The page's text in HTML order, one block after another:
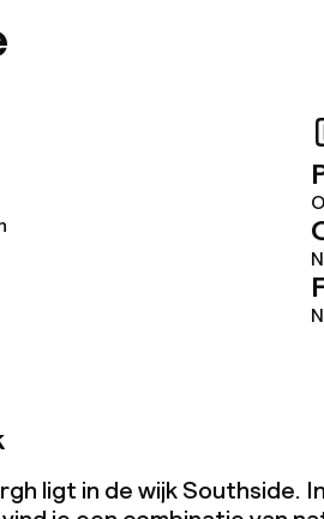
ligt in de wijk Southside.